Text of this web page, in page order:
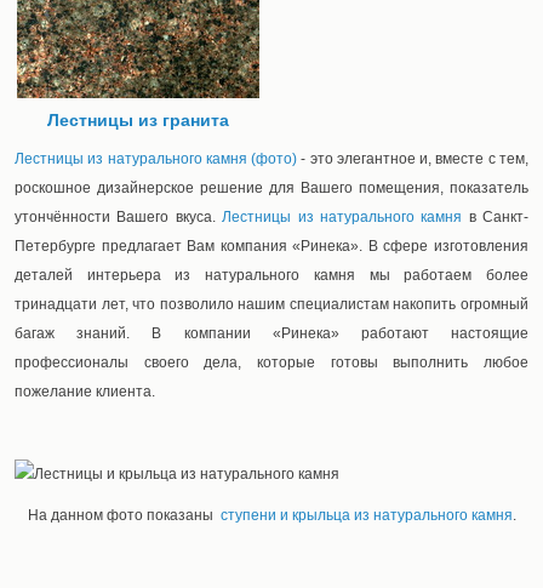
Лестницы из гранита
Лестницы из натурального камня (фото) - это элегантное и, вместе с тем,
роскошное дизайнерское решение для Вашего помещения, показатель
утончённости Вашего вкуса.Лестницы из натурального камня в Санкт-
Петербурге предлагает Вам компания «Ринека». В сфере изготовления
деталей интерьера из натурального камня мы работаем более
тринадцати лет, что позволило нашим специалистам накопить огромный
багаж знаний. В компании «Ринека» работают настоящие
профессионалы своего дела, которые готовы выполнить любое
пожелание клиента.
На данном фото показаны ступени и крыльца из натурального камня.